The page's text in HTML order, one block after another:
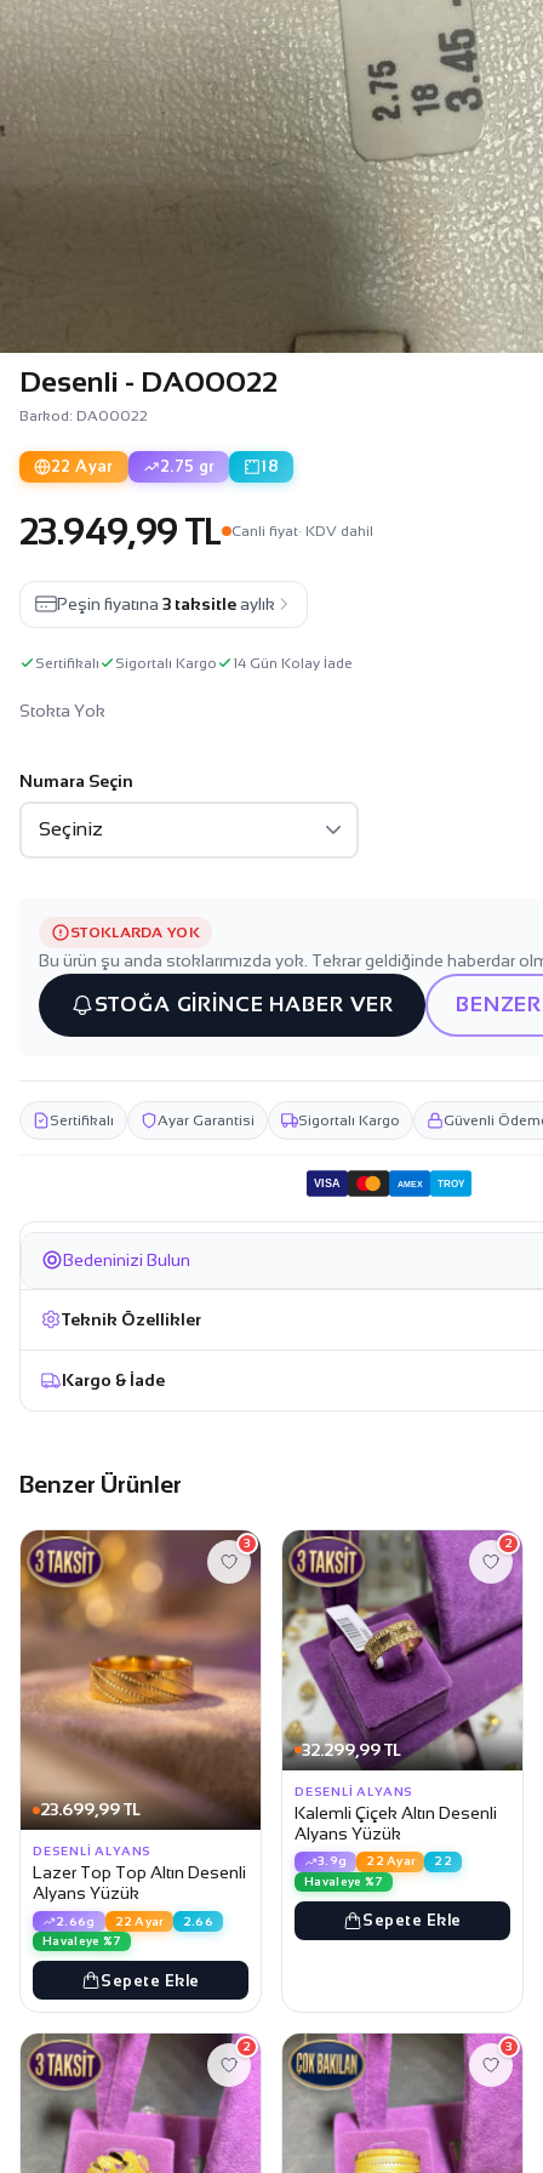
Desenli - DA00022
Barkod: DA00022
22 Ayar 2.75 gr 18
23.949,99 TL Canli fiyat· KDV dahil
Peşin fiyatına 3 taksitle aylık
Sertifikalı Sigortalı Kargo 14 Gün Kolay İade
Stokta Yok
Numara Seçin
STOKLARDA YOK
Bu ürün şu anda stoklarımızda yok. Tekrar geldiğinde haberdar
STOĞA GİRİNCE HABER VER
Sertifikalı Ayar Garantisi Sigortalı Kargo Güvenli
VISA AMEX TROY
Bedeninizi Bulun
Teknik Özellikler
Kargo & İade
Benzer Ürünler
23.699,99 TL
3
DESENLI ALYANS
Lazer Top Top Altın Desenli
Alyans Yüzük
2.66g 22 Ayar
2.66
Havaleye %7
Sepete Ekle
32.299,99 TL
2
DESENLI ALYANS
Kalemli Çiçek Altın Desenli
Alyans Yüzük
3.9g 22 Ayar
22
Havaleye %7
Sepete Ekle
2 3